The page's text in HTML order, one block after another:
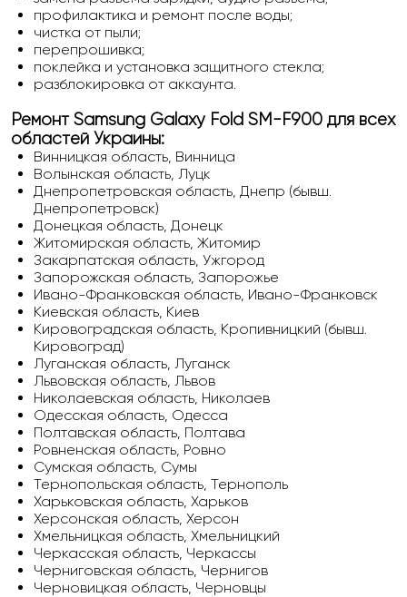
профилактика и ремонт после воды;
чистка от пыли;
перепрошивка;
поклейка и установка защитного стекла;
разблокировка от аккаунта.
Ремонт Samsung Galaxy Fold SM-F900 для всех
областей Украины:
Винницкая область, Винница
Волынская область, Луцк
Днепропетровская область, Днепр (бывш.
Днепропетровск)
Донецкая область, Донецк
Житомирская область, Житомир
Закарпатская область, Ужгород
Запорожская область, Запорожье
Ивано-Франковская область, Ивано-Франковск
Киевская область, Киев
Кировоградская область, Кропивницкий (бывш.
Кировоград)
Луганская область, Луганск
Львовская область, Львов
Николаевская область, Николаев
Одесская область, Одесса
Полтавская область, Полтава
Ровненская область, Ровно
Сумская область, Сумы
Тернопольская область, Тернополь
Харьковская область, Харьков
Херсонская область, Херсон
Хмельницкая область, Хмельницкий
Черкасская область, Черкассы
Черниговская область, Чернигов
Черновицкая область, Черновцы